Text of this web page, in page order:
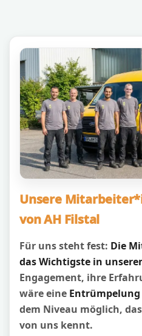
Unsere
von AH Filstal
Für uns steht fest: Die
das Wichtigste in
Engagement, ihre
wäre eine
dem Niveau möglich,
von uns kennt.